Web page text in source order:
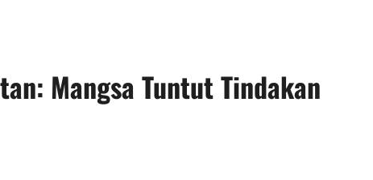
Mangsa Tuntut Tindakan